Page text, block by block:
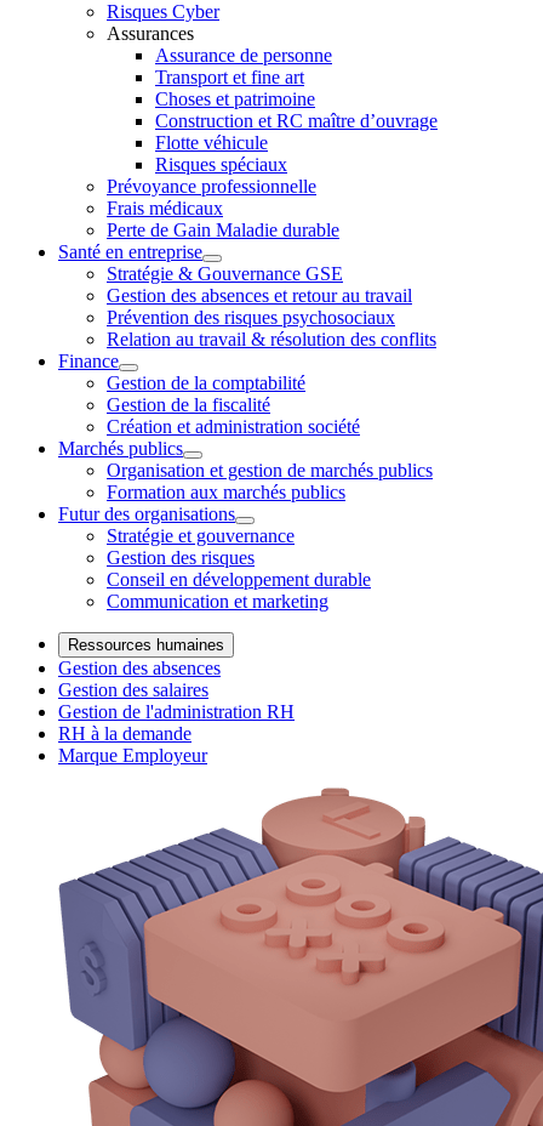
Risques Cyber
Assurances
Assurance de personne
Transport et fine art
Choses et patrimoine
Construction et RC maître d’ouvrage
Flotte véhicule
Risques spéciaux
Prévoyance professionnelle
Frais médicaux
Perte de Gain Maladie durable
Santé en entreprise
Stratégie & Gouvernance GSE
Gestion des absences et retour au travail
Prévention des risques psychosociaux
Relation au travail & résolution des conflits
Finance
Gestion de la comptabilité
Gestion de la fiscalité
Création et administration société
Marchés publics
Organisation et gestion de marchés publics
Formation aux marchés publics
Futur des organisations
Stratégie et gouvernance
Gestion des risques
Conseil en développement durable
Communication et marketing
Ressources humaines
Gestion des absences
Gestion des salaires
Gestion de l'administration RH
RH à la demande
Marque Employeur